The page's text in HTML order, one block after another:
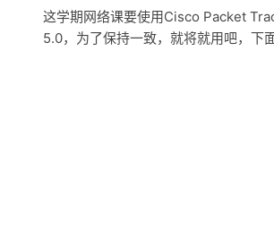
这学期网络课要使用Cisco Packet
5.0，为了保持一致，就将就用吧，下